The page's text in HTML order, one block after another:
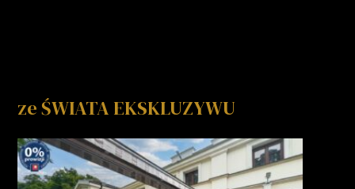
ze ŚWIATA EKSKLUZYWU